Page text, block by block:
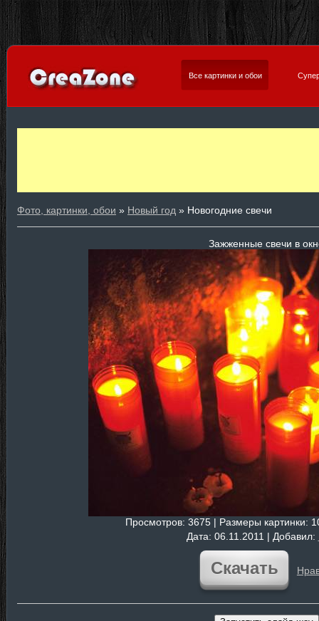
Все картинки и обои
Фото, картинки, обои » Новый год » Новогодние свечи
Зажженные свечи в
Просмотров: 3675 | Размеры картинки:
Дата: 06.11.2011 | Добавил:
Скачать